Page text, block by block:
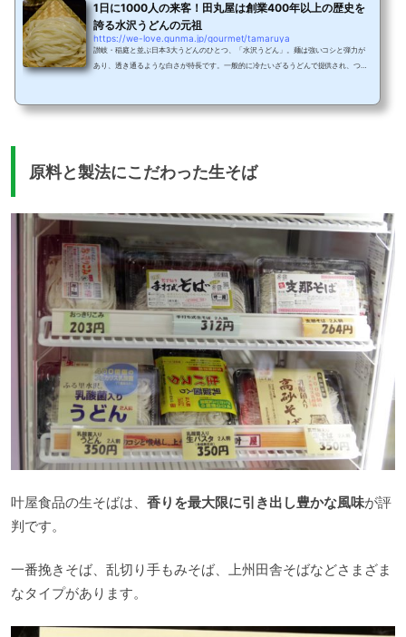
1日に1000人の来客！田丸屋は創業400年以上の歴史を
誇る水沢うどんの元祖
https://we-love.gunma.jp/gourmet/tamaruya
讃岐・稲庭と並ぶ日本3大うどんのひとつ、「水沢うどん」。麺は強いコシと弾力が
あり、透き通るような白さが特長です。一般的に冷たいざるうどんで提供され、つけ
です。小麦粉、水、塩、出汁、素材にこだわりを持ち、昔ながらの伝統と製法を軸に
原料と製法にこだわった生そば
叶屋食品の生そばは、 香りを最大限に引き出し豊かな風味が評
判です。
一番挽きそば、乱切り手もみそば、上州田舎そばなどさまざま
なタイプがあります。